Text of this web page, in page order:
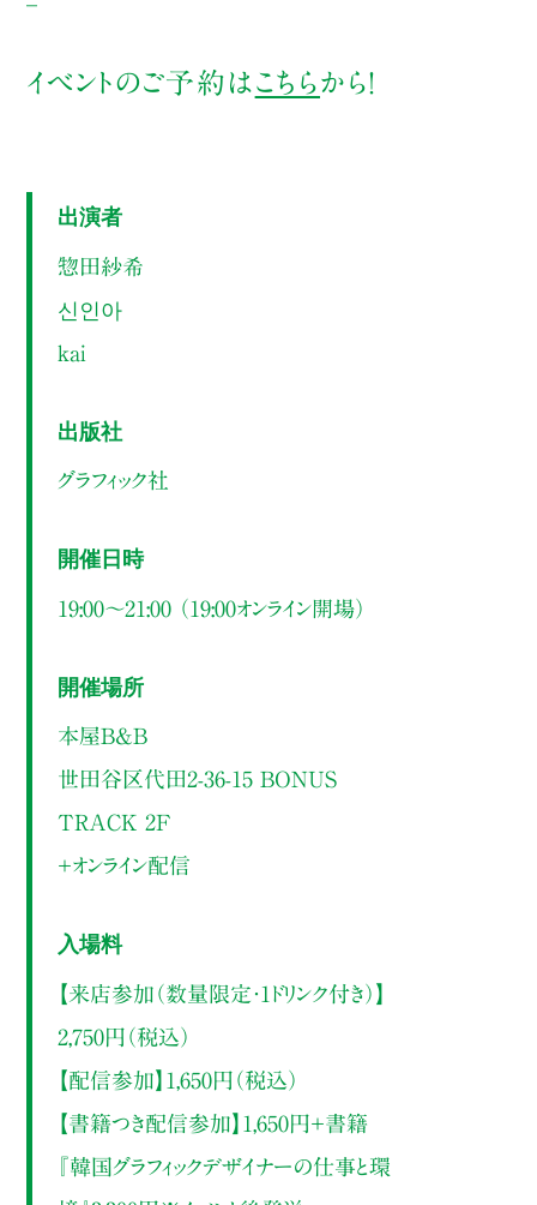
イベントのご予約は こちらから！
出演者
惣田紗希
신인아
kai
出版社
グラフィック社
開催日時
19:00～21:00 （19:00オンライン開場）
開催場所
本屋B&B
世田谷区代田2-36-15 BONUS
TRACK 2F
＋オンライン配信
入場料
【来店参加（数量限定・1ドリンク付き）】
2,750円（税込）
【配信参加】1,650円（税込）
【書籍つき配信参加】1,650円＋書籍
『韓国グラフィックデザイナーの仕事と環